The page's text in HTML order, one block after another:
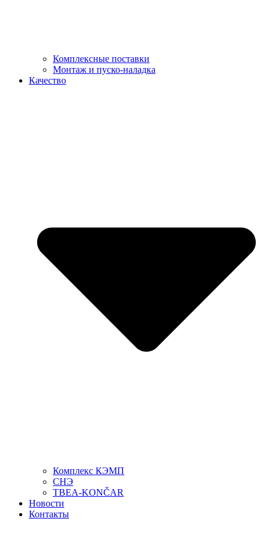
Комплексные поставки
Монтаж и пуско-наладка
Качество
Комплекс КЭМП
СНЭ
TBEA-KONČAR
Новости
Контакты